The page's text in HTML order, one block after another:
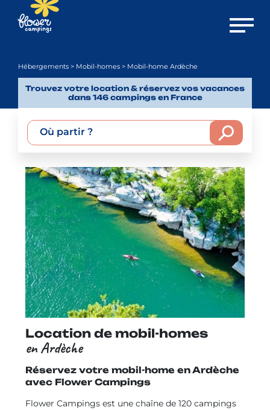
Ouvrir
Hébergements > Mobil-homes > Mobil-home Ardèche
Trouvez votre location & réservez vos vacances
dans 146 campings en France
Où partir ?
Location de mobil-homes
en Ardèche
Réservez votre mobil-home en Ardèche
avec Flower Campings
Flower Campings est une chaîne de 120 campings